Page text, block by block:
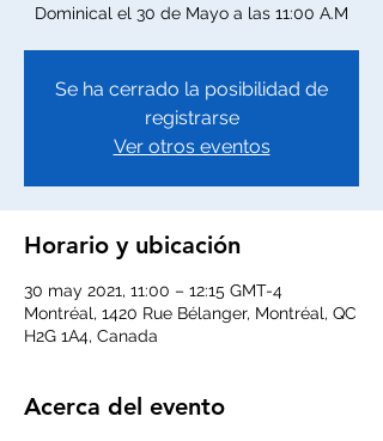
Dominical el 30 de Mayo a las 11:00 A.M
Se ha cerrado la posibilidad de
registrarse
Ver otros eventos
Horario y ubicación
30 may 2021, 11:00 – 12:15 GMT-4
Montréal, 1420 Rue Bélanger, Montréal, QC
H2G 1A4, Canada
Acerca del evento